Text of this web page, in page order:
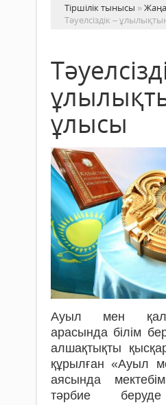
Тіршілік тынысы »
Тәуелсіздік –
ұлысы
Ауыл мен қала
арасында білім
алшақтықты
құрылған «Ауыл
аясында
тәрбие беруде